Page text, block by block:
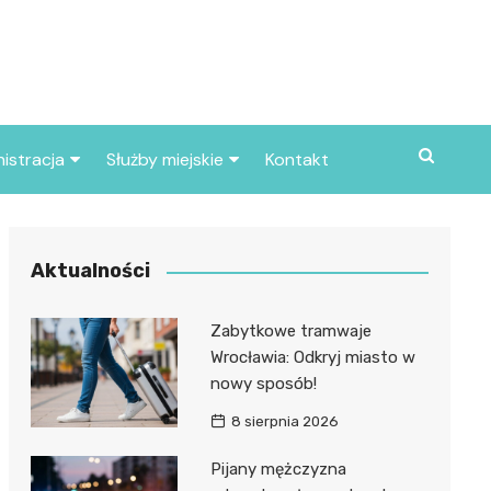
miasta
Służby miejskie
Policja
Kontakt
Aktualności
Zabytkowe tramwaje
Wrocławia: Odkryj miasto w
nowy sposób!
8 sierpnia 2026
Pijany mężczyzna